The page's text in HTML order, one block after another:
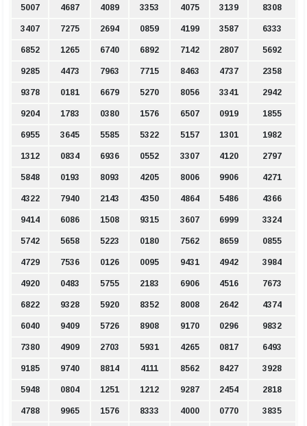
5007 4687 4089 3353 4075 3139 8308
3407 7275 2694 0859 4199 3587 6333
6852 1265 6740 6892 7142 2807 5692
9285 4473 7963 7715 8463 4737 2358
9378 0181 6679 5270 8056 3341 2942
9204 1783 0380 1576 6507 0919 1855
6955 3645 5585 5322 5157 1301 1982
1312 0834 6936 0552 3307 4120 2797
5848 0193 8093 4205 8006 9906 4271
4322 7940 2143 4350 4864 5486 4366
9414 6086 1508 9315 3607 6999 3324
5742 5658 5223 0180 7562 8659 0855
4729 7536 0126 0095 9431 4942 3984
4920 0483 5755 2183 6906 4516 7673
6822 9328 5920 8352 8008 2642 4374
6040 9409 5726 8908 9170 0296 9832
7380 4909 2703 5931 4265 0817 6493
9185 9740 8814 4111 8562 8427 3928
5948 0804 1251 1212 9287 2454 2818
4788 9965 1576 8333 4000 0770 3835